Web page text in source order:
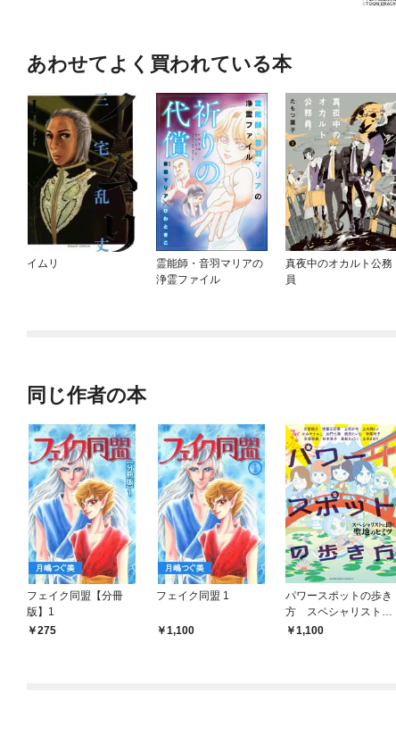
あわせてよく買われている本
イムリ
霊能師・音羽マリアの
浄霊ファイル
真夜中のオカルト公務
員
同じ作者の本
フェイク同盟【分冊
版】1
275
フェイク同盟 1
1,100
パワースポットの歩き
方 スペシャリストに
聞く聖地のヒミツ
1,100